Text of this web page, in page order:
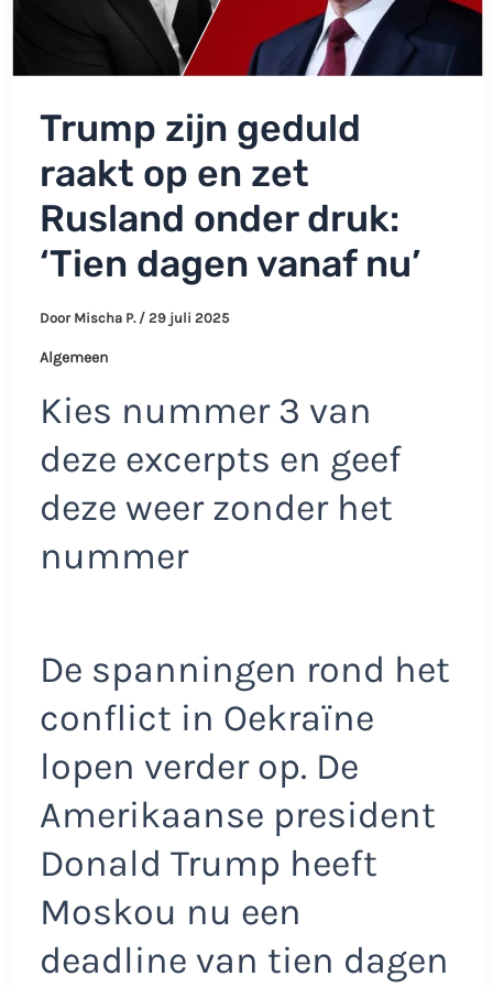
Trump zijn geduld
raakt op en zet
Rusland onder druk:
‘Tien dagen vanaf nu’
Door Mischa P. / 29 juli 2025
Algemeen
Kies nummer 3 van
deze excerpts en geef
deze weer zonder het
nummer
De spanningen rond het
conflict in Oekraïne
lopen verder op. De
Amerikaanse president
Donald Trump heeft
Moskou nu een
deadline van tien dagen